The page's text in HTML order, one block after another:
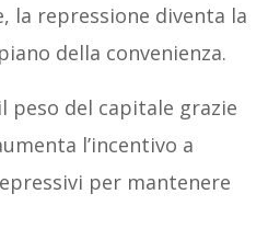
la repressione diventa la
della convenienza.
peso del capitale grazie
l’incentivo a
per mantenere